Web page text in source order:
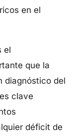
en el
el
que la
diagnóstico del
clave
déficit de